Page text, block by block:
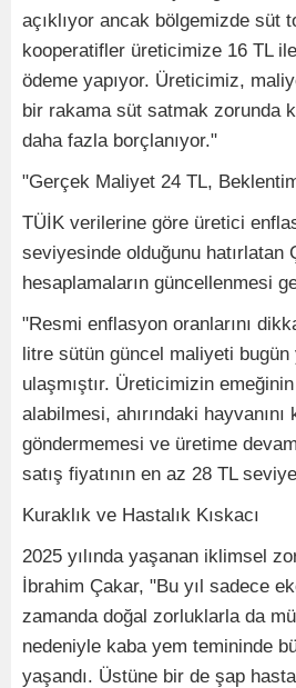
açıklıyor ancak bölgemizde süt
kooperatifler üreticimize 16 TL
ödeme yapıyor. Üreticimiz,
bir rakama süt satmak zorunda
daha fazla borçlanıyor."
"Gerçek Maliyet 24 TL,
TÜİK verilerine göre üretici
seviyesinde olduğunu hatırlatan
hesaplamaların güncellenmesi
"Resmi enflasyon oranlarını
litre sütün güncel maliyeti bugün
ulaşmıştır. Üreticimizin emeğinin
alabilmesi, ahırındaki hayvanını
göndermemesi ve üretime
satış fiyatının en az 28 TL
Kuraklık ve Hastalık Kıskacı
2025 yılında yaşanan iklimsel
İbrahim Çakar, "Bu yıl sadece
zamanda doğal zorluklarla da
nedeniyle kaba yem temininde
yaşandı. Üstüne bir de şap